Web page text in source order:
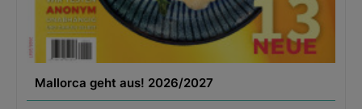
Mallorca geht aus! 2026/2027